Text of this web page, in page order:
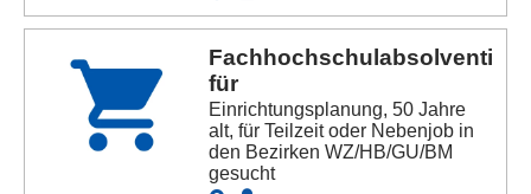
Fachhochschulabsolventin
für
Einrichtungsplanung, 50 Jahre
alt, für Teilzeit oder Nebenjob in
den Bezirken WZ/HB/GU/BM
gesucht